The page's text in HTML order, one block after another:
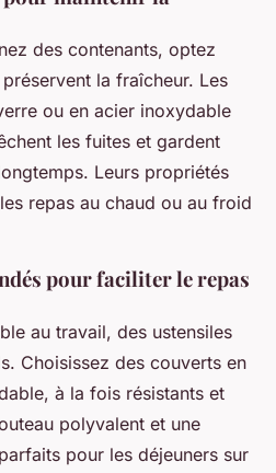
des contenants, optez
la fraîcheur. Les
ou en acier inoxydable
les fuites et gardent
Leurs propriétés
repas au chaud ou au froid
pour faciliter le repas
au travail, des ustensiles
Choisissez des couverts en
à la fois résistants et
polyvalent et une
pour les déjeuners sur